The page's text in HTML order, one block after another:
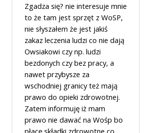
Zgadza się? nie interesuje mnie
to że tam jest sprzęt z WoSP,
nie słyszałem że jest jakiś
zakaz leczenia ludzi co nie dają
Owsiakowi czy np. ludzi
bezdonych czy bez pracy, a
nawet przybysze za
wschodniej granicy też mają
prawo do opieki zdrowotnej.
Zatem informuję iż mam
prawo nie dawać na Wośp bo
płacę składki zdrowotne co